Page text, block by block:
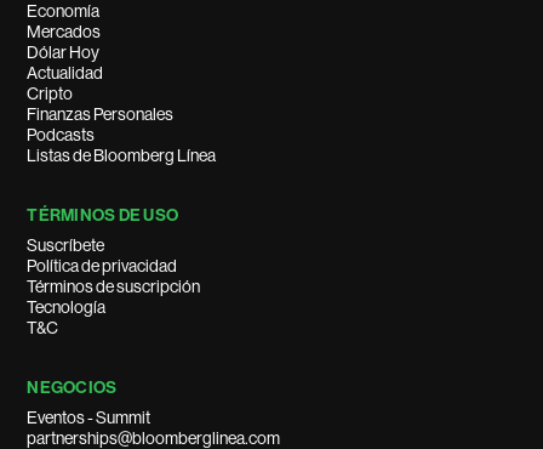
Economía
Mercados
Dólar Hoy
Actualidad
Cripto
Finanzas Personales
Podcasts
Listas de Bloomberg Línea
TÉRMINOS DE USO
Suscríbete
Política de privacidad
Términos de suscripción
Tecnología
T&C
NEGOCIOS
Eventos - Summit
partnerships@bloomberglinea.com